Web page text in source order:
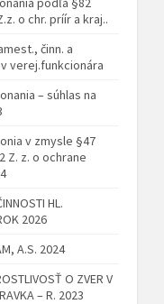
o chr. príír a kraj..
činn. a
verej.funkcionára
– súhlas na
v zmysle §47
Z. z. o ochrane
HL.
2026
A.S. 2024
O ZVER V
– R. 2023